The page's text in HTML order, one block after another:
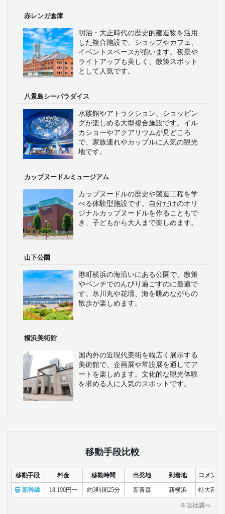
赤レンガ倉庫
明治・大正時代の歴史的建造物を活用
した複合施設で、ショップやカフェ、
イベントスペースが揃います。夜景や
ライトアップも美しく、散策スポット
として人気です。
八景島シーパラダイス
水族館やアトラクション、ショッピン
グが楽しめる大型複合施設です。イル
カショーやアクアリウムが見どころ
で、家族連れやカップルに人気の観光
地です。
カップヌードルミュージアム
カップヌードルの歴史や製造工程を学
べる体験型施設です。自分だけのオリ
ジナルカップヌードルを作ることもで
き、子どもから大人まで楽しめます。
山下公園
港町横浜の海沿いにある公園で、散策
やベンチでのんびり過ごすのに最適で
す。氷川丸や花壇、海を眺めながらの
散歩が楽しめます。
横浜美術館
国内外の近現代美術を幅広く展示する
美術館で、企画展や常設展を通してア
ートを楽しめます。文化的な観光体験
を求める人に人気のスポットです。
移動手段比較
移動手段 料金 移動時間 出発地 到着地 コメント
新幹線 18,190円〜 約3時間25分 新青森 新横浜 特大荷物
※当社調べ